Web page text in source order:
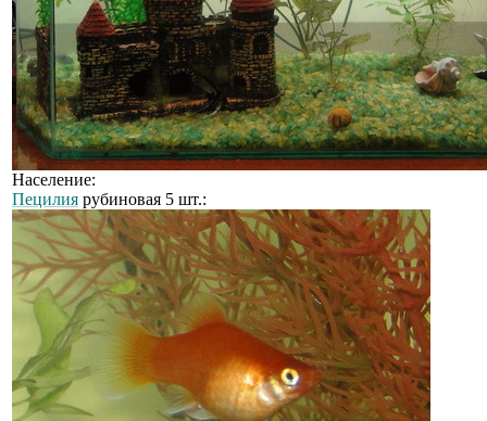
Население:
Пецилия рубиновая 5 шт.: